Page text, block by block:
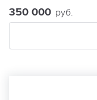
350 000 руб.